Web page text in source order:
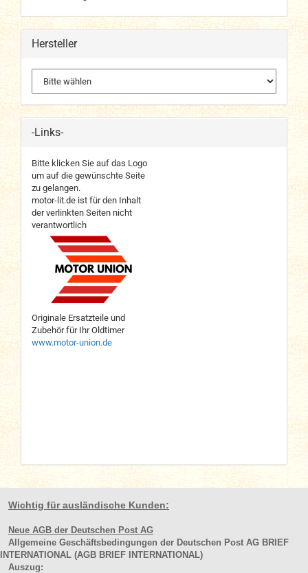
Hersteller
-Links-
Bitte klicken Sie auf das Logo
um auf die gewünschte Seite
zu gelangen.
motor-lit.de ist für den Inhalt
der verlinkten Seiten nicht
verantwortlich
Originale Ersatzteile und
Zubehör für Ihr Oldtimer
www.motor-union.de
Wichtig für ausländische Kunden:
Neue AGB der Deutschen Post AG
Allgemeine Geschäftsbedingungen der Deutschen Post AG BRIEF
INTERNATIONAL (AGB BRIEF INTERNATIONAL)
Auszug: